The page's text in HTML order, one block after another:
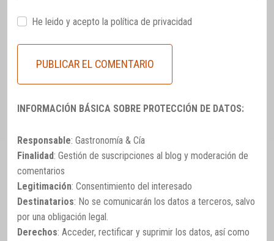
He leido y acepto la política de privacidad
INFORMACIÓN BÁSICA SOBRE PROTECCIÓN DE DATOS:
Responsable: Gastronomía & Cía
Finalidad: Gestión de suscripciones al blog y moderación de
comentarios
Legitimación: Consentimiento del interesado
Destinatarios: No se comunicarán los datos a terceros, salvo
por una obligación legal.
Derechos: Acceder, rectificar y suprimir los datos, así como